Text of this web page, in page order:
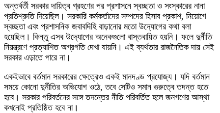
অন্তর্বর্তী সরকার দায়িত্ব গ্রহণের পর প্রশাসনে স্বচ্ছতা ও সংস্কারের নানা
প্রতিশ্রুতি দিয়েছিল। সরকারি কর্মকর্তাদের সম্পদের হিসাব প্রকাশ, নিয়োগে
স্বচ্ছতা এবং প্রশাসনিক জবাবদিহি বাড়ানোর মতো উদ্যোগের কথা বলা
হয়েছিল। কিন্তু এসব উদ্যোগের অনেকগুলো বাস্তবায়িত হয়নি। ফলে দুর্নীতি
নিয়ন্ত্রণে প্রত্যাশিত অগ্রগতি দেখা যায়নি। এই ব্যর্থতার রাজনৈতিক দায় সেই
সরকার এড়াতে পারে না।
একইভাবে বর্তমান সরকারের ক্ষেত্রেও একই মানদণ্ড প্রযোজ্য। যদি বর্তমান
সময়ে কোনো দুর্নীতির অভিযোগ ওঠে, তবে সেটিও সমান গুরুত্বে তদন্ত হতে
হবে। সরকার পরিবর্তনের সঙ্গে তদন্তের নীতি পরিবর্তিত হলে জনগণের আস্থা
কখনোই প্রতিষ্ঠিত হবে না।